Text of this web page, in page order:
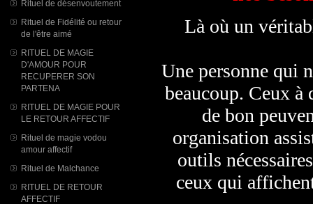
Rituel de désenvoutement
Rituel de Fidélité ou retour
de l'être aimé
RITUEL DE MAGIE
D'AMOUR POUR
RECUPERER SON
PARTENA
RITUEL DE MAGIE POUR
LE RETOUR AFFECTIF
Rituel de magie vodou
amour affectif
Rituel de Malchance
RITUEL DE RETOUR
AFFECTIF
Là où un
Une personne qui
beaucoup. Ceux
de bon
organisation
outils
ceux qui